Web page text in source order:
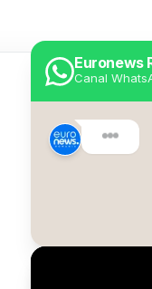
Euronews
Canal